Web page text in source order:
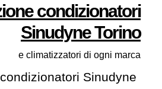
condizionatori
Sinudyne Torino
e climatizzatori di ogni marca
Sinudyne